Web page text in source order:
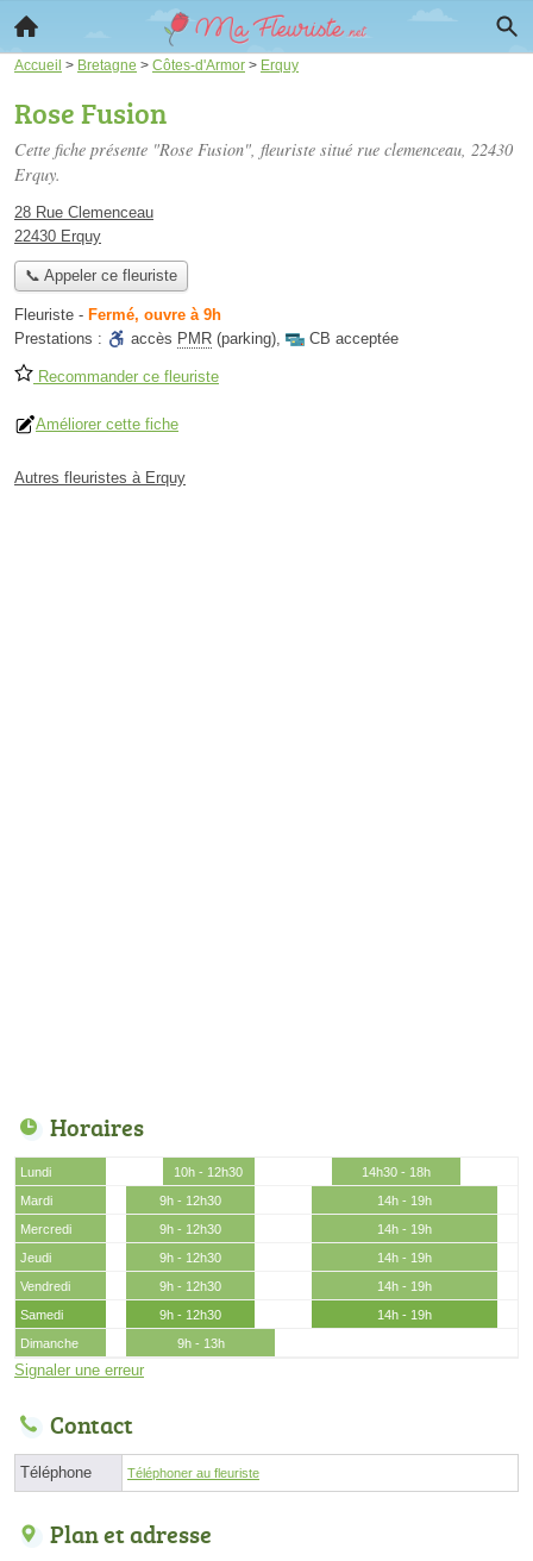
Accueil > Bretagne > Côtes-d'Armor > Erquy
Rose Fusion
Cette fiche présente "Rose Fusion", fleuriste situé rue clemenceau, 22430
Erquy.
28 Rue Clemenceau
22430 Erquy
📞 Appeler ce fleuriste
Fleuriste - Fermé, ouvre à 9h
Prestations :
accès PMR (parking), CB acceptée
Recommander ce fleuriste
Améliorer cette fiche
Autres fleuristes à Erquy
Horaires
Lundi 10h - 12h30
14h30 - 18h
Mardi
9h - 12h30
14h - 19h
Mercredi
9h - 12h30
14h - 19h
Jeudi
9h - 12h30
14h - 19h
Vendredi
9h - 12h30
14h - 19h
Samedi
9h - 12h30
14h - 19h
Dimanche
9h - 13h
Signaler une erreur
Contact
Téléphone Téléphoner au fleuriste
Plan et adresse